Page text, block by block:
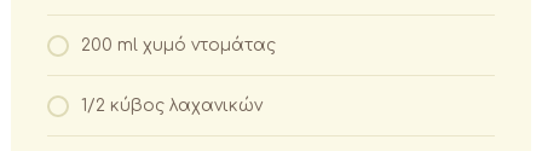
200 ml χυμό ντομάτας
1/2 κύβος λαχανικών